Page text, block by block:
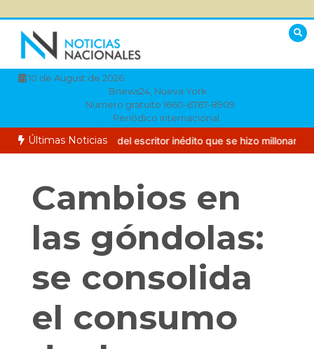
contenido
10 de August de 2026
Bnews24, Nueva York
Número gratuito 1660-6767-8909
Periódico internacional
Últimas Noticias
triste historia del escritor inédito que se hizo millonario y perdió
Cambios en
las góndolas:
se consolida
el consumo